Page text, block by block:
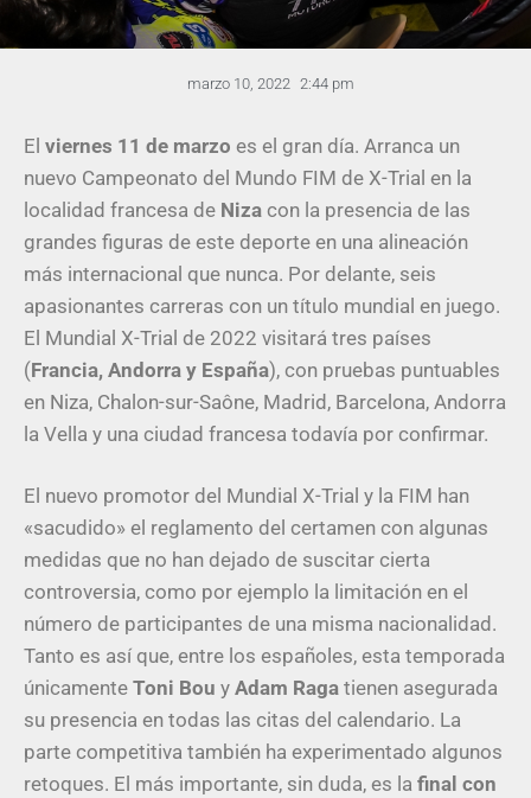
marzo 10, 2022 2:44 pm
El viernes 11 de marzo es el gran día. Arranca un
nuevo Campeonato del Mundo FIM de X-Trial en la
localidad francesa de Niza con la presencia de las
grandes figuras de este deporte en una alineación
más internacional que nunca. Por delante, seis
apasionantes carreras con un título mundial en juego.
El Mundial X-Trial de 2022 visitará tres países
(Francia, Andorra y España), con pruebas puntuables
en Niza, Chalon-sur-Saône, Madrid, Barcelona, Andorra
la Vella y una ciudad francesa todavía por confirmar.
El nuevo promotor del Mundial X-Trial y la FIM han
«sacudido» el reglamento del certamen con algunas
medidas que no han dejado de suscitar cierta
controversia, como por ejemplo la limitación en el
número de participantes de una misma nacionalidad.
Tanto es así que, entre los españoles, esta temporada
únicamente Toni Bou y Adam Raga tienen asegurada
su presencia en todas las citas del calendario. La
parte competitiva también ha experimentado algunos
retoques. El más importante, sin duda, es la final con